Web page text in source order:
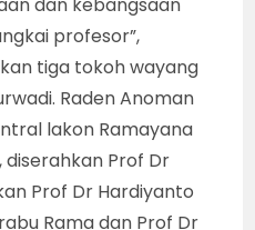
Surakarta yang
tengah “jagad” seni
itu, hanya
pukul 20.00 WIB,